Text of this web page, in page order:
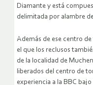
Diamante y está
delimitada por alambre
Además de ese centro
el que los reclusos
de la localidad de
liberados del centro de
experiencia a la BBC